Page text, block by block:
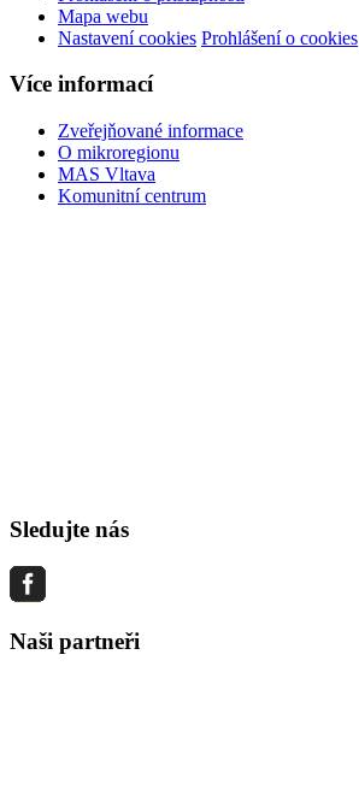
Mapa webu
Nastavení cookies Prohlášení o cookies
Více informací
Zveřejňované informace
O mikroregionu
MAS Vltava
Komunitní centrum
Sledujte nás
Naši partneři